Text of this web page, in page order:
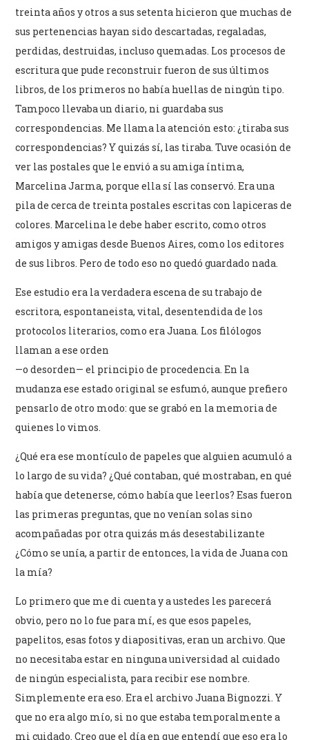
treinta años y otros a sus setenta hicieron que muchas de
sus pertenencias hayan sido descartadas, regaladas,
perdidas, destruidas, incluso quemadas. Los procesos de
escritura que pude reconstruir fueron de sus últimos
libros, de los primeros no había huellas de ningún tipo.
Tampoco llevaba un diario, ni guardaba sus
correspondencias. Me llama la atención esto: ¿tiraba sus
correspondencias? Y quizás sí, las tiraba. Tuve ocasión de
ver las postales que le envió a su amiga íntima,
Marcelina Jarma, porque ella sí las conservó. Era una
pila de cerca de treinta postales escritas con lapiceras de
colores. Marcelina le debe haber escrito, como otros
amigos y amigas desde Buenos Aires, como los editores
de sus libros. Pero de todo eso no quedó guardado nada.
Ese estudio era la verdadera escena de su trabajo de
escritora, espontaneista, vital, desentendida de los
protocolos literarios, como era Juana. Los filólogos
llaman a ese orden
—o desorden— el principio de procedencia. En la
mudanza ese estado original se esfumó, aunque prefiero
pensarlo de otro modo: que se grabó en la memoria de
quienes lo vimos.
¿Qué era ese montículo de papeles que alguien acumuló a
lo largo de su vida? ¿Qué contaban, qué mostraban, en qué
había que detenerse, cómo había que leerlos? Esas fueron
las primeras preguntas, que no venían solas sino
acompañadas por otra quizás más desestabilizante
¿Cómo se unía, a partir de entonces, la vida de Juana con
la mía?
Lo primero que me di cuenta y a ustedes les parecerá
obvio, pero no lo fue para mí, es que esos papeles,
papelitos, esas fotos y diapositivas, eran un archivo. Que
no necesitaba estar en ninguna universidad al cuidado
de ningún especialista, para recibir ese nombre.
Simplemente era eso. Era el archivo Juana Bignozzi. Y
que no era algo mío, si no que estaba temporalmente a
mi cuidado. Creo que el día en que entendí que eso era lo